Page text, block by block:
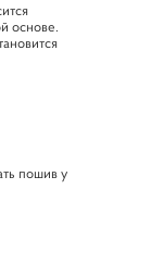
основе.
пошив у